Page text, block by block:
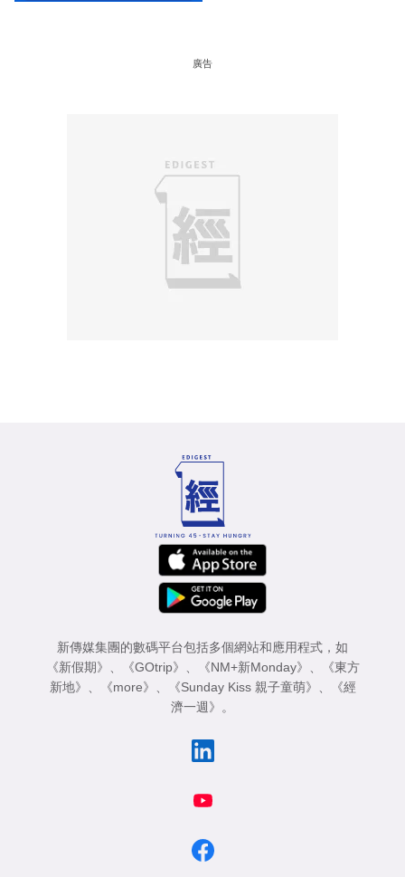
廣告
新傳媒集團的數碼平台包括多個網站和應用程式，如
《新假期》 、 《GOtrip》 、 《NM+新Monday》 、
《東方
新地》 、 《more》 、 《Sunday Kiss 親子童萌》 、
《經
濟一週》 。